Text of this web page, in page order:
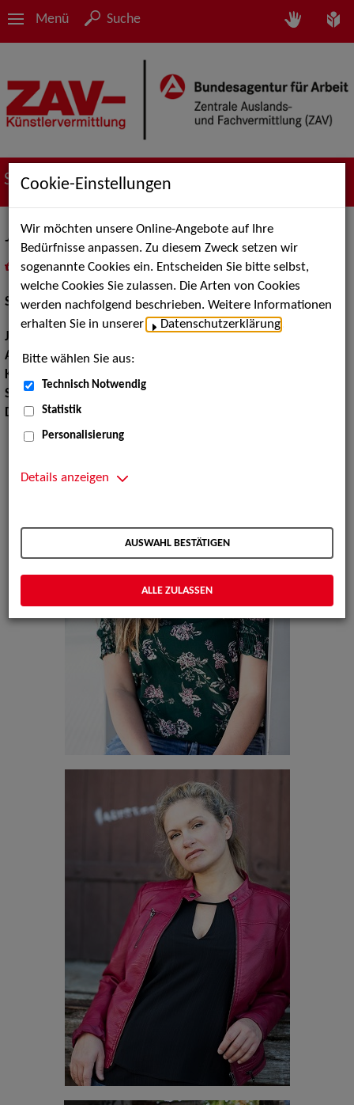
Menü Suche
Suche nach Künstler*innen
Josephine Schmidt
als PDF speichern
inMeine Merklistelegen
Schauspiel:Film und TV
Jahrgang:
Augenfarbe:grün-braun
Körpergröße:
Sprachen:
Deutsch, Englisch
Dialekte:Berlinerisch, Sächsisch
Cookie-Einstellungen
Wir möchten unsere Online-Angebote auf Ihre
Bedürfnisse anpassen. Zu diesem Zweck setzen wir
sogenannte Cookies ein. Entscheiden Sie bitte selbst,
welche Cookies Sie zulassen. Die Arten von Cookies
werden nachfolgend beschrieben. Weitere Informationen
erhalten Sie in unserer
Datenschutzerklärung
Bitte wählen Sie aus:
Technisch Notwendig
Statistik
Personalisierung
Details anzeigen
AUSWAHL BESTÄTIGEN
ALLE ZULASSEN